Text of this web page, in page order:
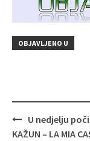
OBJAVLJENO U
Navigacija
objava
U nedjelju
KAŽUN – LA MIA